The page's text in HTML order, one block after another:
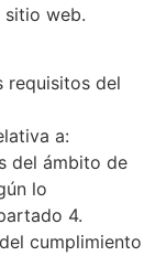
sitio web.
requisitos del
a:
del ámbito de
lo
4.
cumplimiento